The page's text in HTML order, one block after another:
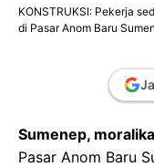
KONSTRUKSI: Pekerja
di Pasar Anom Baru
Sumenep,
Pasar Anom Baru